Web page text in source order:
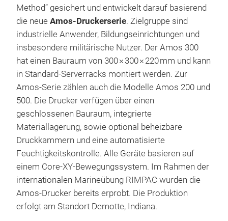
Method“ gesichert und entwickelt darauf basierend
die neue Amos-Druckerserie. Zielgruppe sind
industrielle Anwender, Bildungseinrichtungen und
insbesondere militärische Nutzer. Der Amos 300
hat einen Bauraum von 300 × 300 × 220 mm und kann
in Standard-Serverracks montiert werden. Zur
Amos-Serie zählen auch die Modelle Amos 200 und
500. Die Drucker verfügen über einen
geschlossenen Bauraum, integrierte
Materiallagerung, sowie optional beheizbare
Druckkammern und eine automatisierte
Feuchtigkeitskontrolle. Alle Geräte basieren auf
einem Core-XY-Bewegungssystem. Im Rahmen der
internationalen Marineübung RIMPAC wurden die
Amos-Drucker bereits erprobt. Die Produktion
erfolgt am Standort Demotte, Indiana.